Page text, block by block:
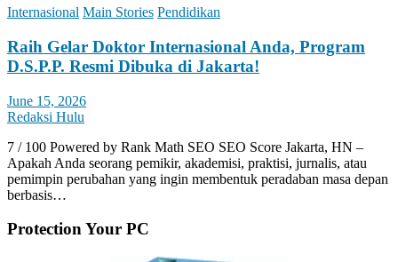
Internasional Main Stories Pendidikan
Raih Gelar Doktor Internasional Anda, Program
D.S.P.P. Resmi Dibuka di Jakarta!
June 15, 2026
Redaksi Hulu
7 / 100 Powered by Rank Math SEO SEO Score Jakarta, HN –
Apakah Anda seorang pemikir, akademisi, praktisi, jurnalis, atau
pemimpin perubahan yang ingin membentuk peradaban masa depan
berbasis…
Protection Your PC